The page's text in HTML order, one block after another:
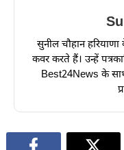
सुनील चौहान
कवर करते हैं। उन्हें
Best24News के